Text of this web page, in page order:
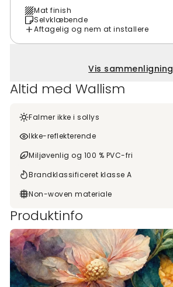
Mat finish
Selvklæbende
Aftagelig og nem at installere
Vis sammenligning
Altid med Wallism
Falmer ikke i sollys
Ikke-reflekterende
Miljøvenlig og 100 % PVC-fri
Brandklassificeret klasse A
Non-woven materiale
Produktinfo